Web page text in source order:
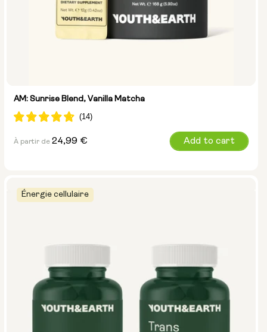
AM: Sunrise Blend, Vanilla Matcha
Paquet de 14 Paquet de 28
Prix
À partir de 24,99 € Add to cart
Énergie cellulaire